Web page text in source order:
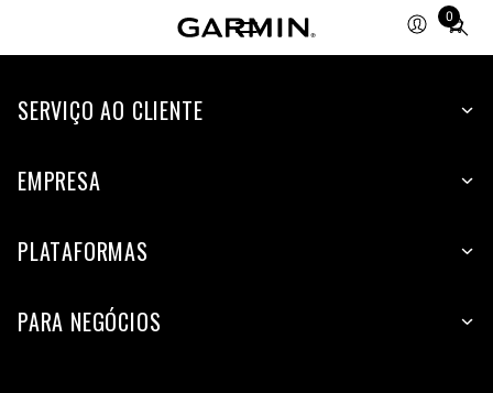
0
Total
items
cart:
SERVIÇO AO CLIENTE
EMPRESA
PLATAFORMAS
PARA NEGÓCIOS